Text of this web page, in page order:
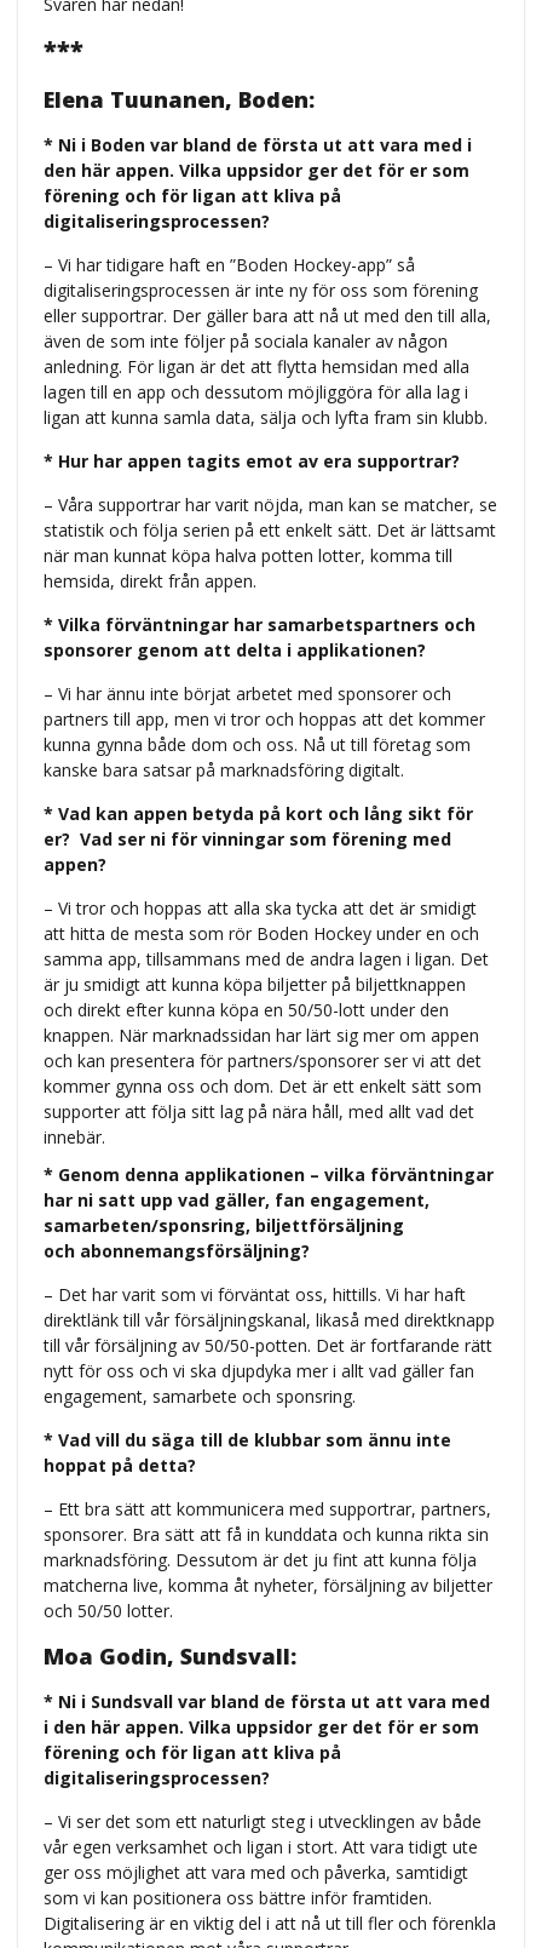
***
Elena Tuunanen, Boden:
* Ni i Boden var bland de första ut att vara med i
den här appen. Vilka uppsidor ger det för er som
förening och för ligan att kliva på
digitaliseringsprocessen?
– Vi har tidigare haft en ”Boden Hockey-app” så
digitaliseringsprocessen är inte ny för oss som förening
eller supportrar. Der gäller bara att nå ut med den till alla,
även de som inte följer på sociala kanaler av någon
anledning. För ligan är det att flytta hemsidan med alla
lagen till en app och dessutom möjliggöra för alla lag i
ligan att kunna samla data, sälja och lyfta fram sin klubb.
* Hur har appen tagits emot av era supportrar?
– Våra supportrar har varit nöjda, man kan se matcher, se
statistik och följa serien på ett enkelt sätt. Det är lättsamt
när man kunnat köpa halva potten lotter, komma till
hemsida, direkt från appen.
* Vilka förväntningar har samarbetspartners och
sponsorer genom att delta i applikationen?
– Vi har ännu inte börjat arbetet med sponsorer och
partners till app, men vi tror och hoppas att det kommer
kunna gynna både dom och oss. Nå ut till företag som
kanske bara satsar på marknadsföring digitalt.
* Vad kan appen betyda på kort och lång sikt för
er? Vad ser ni för vinningar som förening med
appen?
– Vi tror och hoppas att alla ska tycka att det är smidigt
att hitta de mesta som rör Boden Hockey under en och
samma app, tillsammans med de andra lagen i ligan. Det
är ju smidigt att kunna köpa biljetter på biljettknappen
och direkt efter kunna köpa en 50/50-lott under den
knappen. När marknadssidan har lärt sig mer om appen
och kan presentera för partners/sponsorer ser vi att det
kommer gynna oss och dom. Det är ett enkelt sätt som
supporter att följa sitt lag på nära håll, med allt vad det
innebär.
* Genom denna applikationen – vilka förväntningar
har ni satt upp vad gäller, fan engagement,
samarbeten/sponsring, biljettförsäljning
och abonnemangsförsäljning?
– Det har varit som vi förväntat oss, hittills. Vi har haft
direktlänk till vår försäljningskanal, likaså med direktknapp
till vår försäljning av 50/50-potten. Det är fortfarande rätt
nytt för oss och vi ska djupdyka mer i allt vad gäller fan
engagement, samarbete och sponsring.
* Vad vill du säga till de klubbar som ännu inte
hoppat på detta?
– Ett bra sätt att kommunicera med supportrar, partners,
sponsorer. Bra sätt att få in kunddata och kunna rikta sin
marknadsföring. Dessutom är det ju fint att kunna följa
matcherna live, komma åt nyheter, försäljning av biljetter
och 50/50 lotter.
Moa Godin, Sundsvall:
* Ni i Sundsvall var bland de första ut att vara med
i den här appen. Vilka uppsidor ger det för er som
förening och för ligan att kliva på
digitaliseringsprocessen?
– Vi ser det som ett naturligt steg i utvecklingen av både
vår egen verksamhet och ligan i stort. Att vara tidigt ute
ger oss möjlighet att vara med och påverka, samtidigt
som vi kan positionera oss bättre inför framtiden.
Digitalisering är en viktig del i att nå ut till fler och förenkla